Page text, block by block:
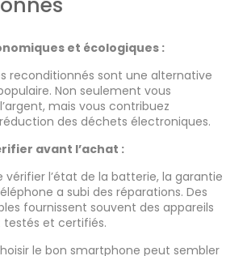
et écologiques :
reconditionnés sont une alternative
Non seulement vous
mais vous contribuez
des déchets électroniques.
avant l’achat :
vérifier l’état de la batterie, la garantie
a subi des réparations. Des
fournissent souvent des appareils
et certifiés.
le bon smartphone peut sembler